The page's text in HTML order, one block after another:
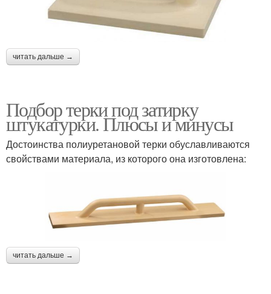
читать дальше →
Подбор терки под затирку
штукатурки. Плюсы и минусы
Достоинства полиуретановой терки обуславливаются
свойствами материала, из которого она изготовлена:
читать дальше →